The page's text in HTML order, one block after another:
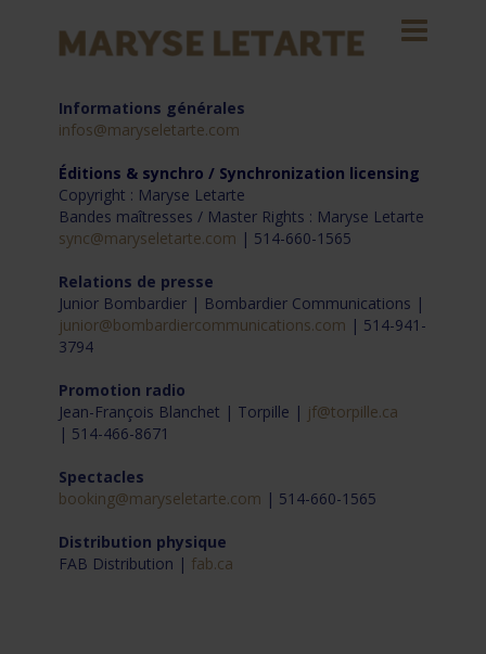
Informations générales
infos@maryseletarte.com
Éditions & synchro / Synchronization licensing
Copyright : Maryse Letarte
Bandes maîtresses / Master Rights : Maryse Letarte
sync@maryseletarte.com | 514-660-1565
Relations de presse
Junior Bombardier | Bombardier Communications |
junior@bombardiercommunications.com | 514-941-
3794
Promotion radio
Jean-François Blanchet | Torpille | jf@torpille.ca
| 514-466-8671
Spectacles
booking@maryseletarte.com | 514-660-1565
Distribution physique
FAB Distribution | fab.ca